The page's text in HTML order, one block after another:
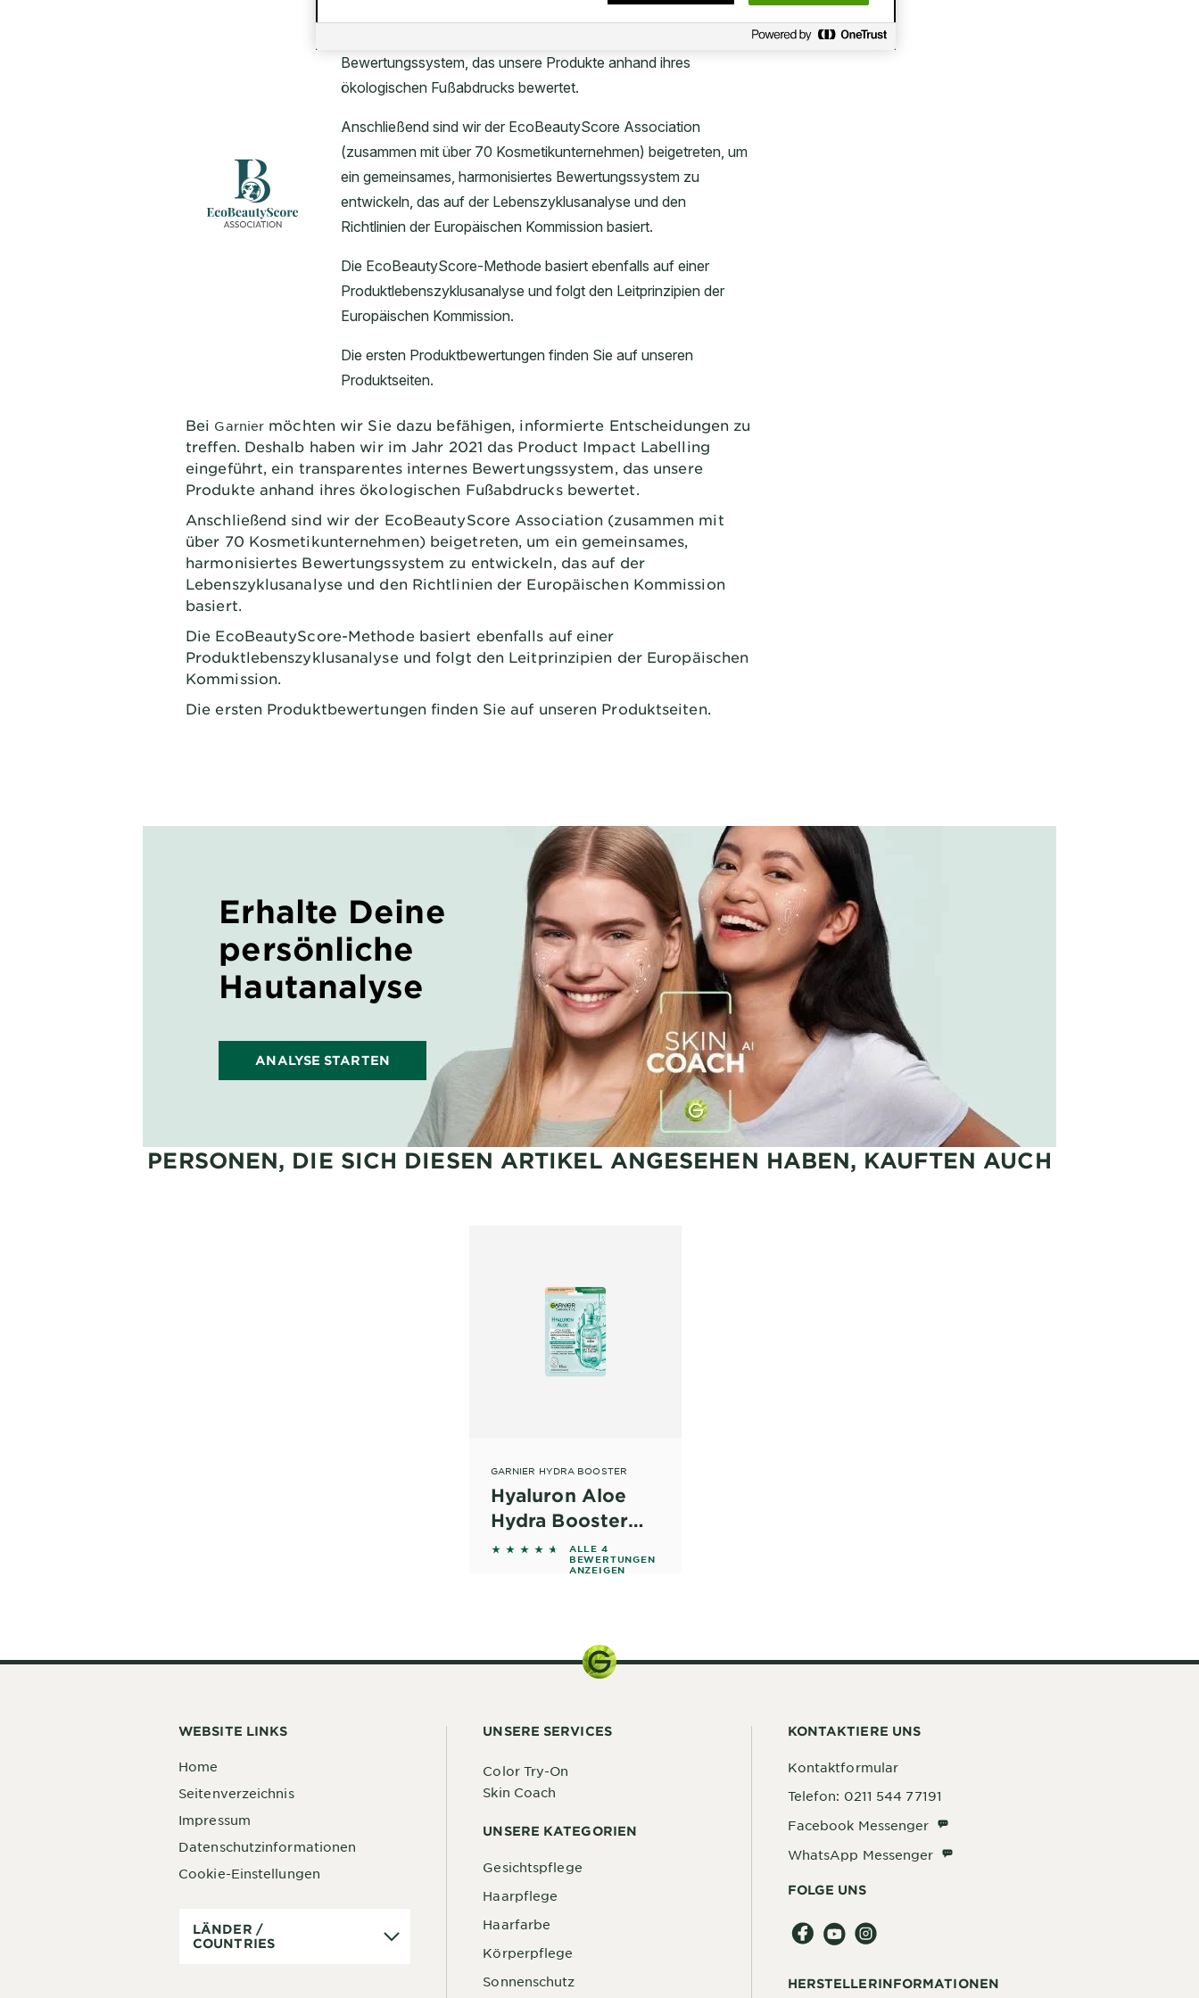
Bei Garnier möchten wir Sie dazu befähigen, informierte Entscheidungen zu
treffen. Deshalb haben wir im Jahr 2021 das Product Impact Labelling
eingeführt, ein transparentes internes Bewertungssystem, das unsere
Produkte anhand ihres ökologischen Fußabdrucks bewertet.
Anschließend sind wir der EcoBeautyScore Association (zusammen mit
über 70 Kosmetikunternehmen) beigetreten, um ein gemeinsames,
harmonisiertes Bewertungssystem zu entwickeln, das auf der
Lebenszyklusanalyse und den Richtlinien der Europäischen Kommission
basiert.
Die EcoBeautyScore-Methode basiert ebenfalls auf einer
Produktlebenszyklusanalyse und folgt den Leitprinzipien der Europäischen
Kommission.
Die ersten Produktbewertungen finden Sie auf unseren Produktseiten.
Erhalte Deine
persönliche
Hautanalyse
ANALYSE STARTEN
PERSONEN, DIE SICH DIESEN ARTIKEL ANGESEHEN HABEN, KAUFTEN AUCH
GARNIER HYDRA BOOSTER
Hyaluron Aloe
Hydra Booster
Serum-Maske
4.5 out of 5 stars based on reviews
ALLE 4
BEWERTUNGEN
ANZEIGEN
WEBSITE LINKS
Home
Seitenverzeichnis
Impressum
Datenschutzinformationen
Cookie-Einstellungen
Länder
LÄNDER /
COUNTRIES
UNSERE SERVICES
Color Try-On
Skin Coach
UNSERE KATEGORIEN
Gesichtspflege
Haarpflege
Haarfarbe
Körperpflege
Sonnenschutz
KONTAKTIERE UNS
Kontaktformular
Telefon: 0211 544 77191
Facebook Messenger Facebook Messenger
WhatsApp Messenger WhatsApp Messenger
FOLGE UNS
HERSTELLERINFORMATIONEN